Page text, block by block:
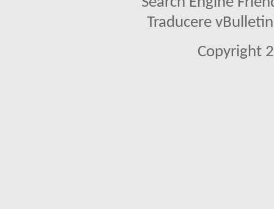
Traducere
Copyright